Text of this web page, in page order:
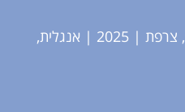
25 דקות | ישראל, גרמניה, צרפת | 2025 | אנגלית,